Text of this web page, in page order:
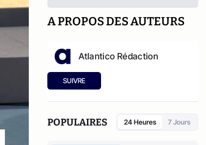
A PROPOS DES AUTEURS
Atlantico Rédaction
SUIVRE
POPULAIRES 24 Heures 7 Jours